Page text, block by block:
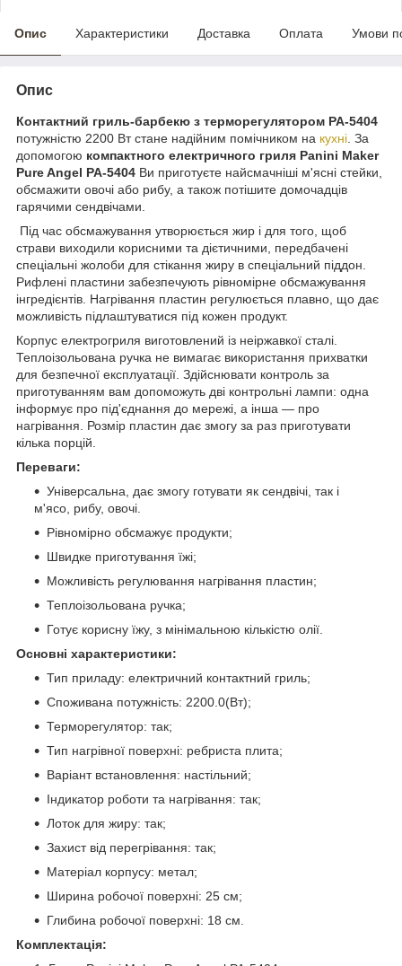
Опис Характеристики Доставка Оплата Умови
Опис
Контактний гриль-барбекю з терморегулятором PA-5404
потужністю 2200 Вт стане надійним помічником на кухні . За
допомогою компактного електричного гриля Panini Maker
Pure Angel PA-5404 Ви приготуєте найсмачніші м'ясні стейки,
обсмажити овочі або рибу, а також потішите домочадців
гарячими сендвічами.
Під час обсмажування утворюється жир і для того, щоб
страви виходили корисними та дієтичними, передбачені
спеціальні жолоби для стікання жиру в спеціальний піддон.
Рифлені пластини забезпечують рівномірне обсмажування
інгредієнтів. Нагрівання пластин регулюється плавно, що дає
можливість підлаштуватися під кожен продукт.
Корпус електрогриля виготовлений із неіржавкої сталі.
Теплоізольована ручка не вимагає використання прихватки
для безпечної експлуатації. Здійснювати контроль за
приготуванням вам допоможуть дві контрольні лампи: одна
інформує про під'єднання до мережі, а інша — про
нагрівання. Розмір пластин дає змогу за раз приготувати
кілька порцій.
Переваги:
Універсальна, дає змогу готувати як сендвічі, так і
м'ясо, рибу, овочі.
Рівномірно обсмажує продукти;
Швидке приготування їжі;
Можливість регулювання нагрівання пластин;
Теплоізольована ручка;
Готує корисну їжу, з мінімальною кількістю олії.
Основні характеристики:
Тип приладу: електричний контактний гриль;
Споживана потужність: 2200.0(Вт);
Терморегулятор: так;
Тип нагрівної поверхні: ребриста плита;
Варіант встановлення: настільний;
Індикатор роботи та нагрівання: так;
Лоток для жиру: так;
Захист від перегрівання: так;
Матеріал корпусу: метал;
Ширина робочої поверхні: 25 см;
Глибина робочої поверхні: 18 см.
Комплектація: